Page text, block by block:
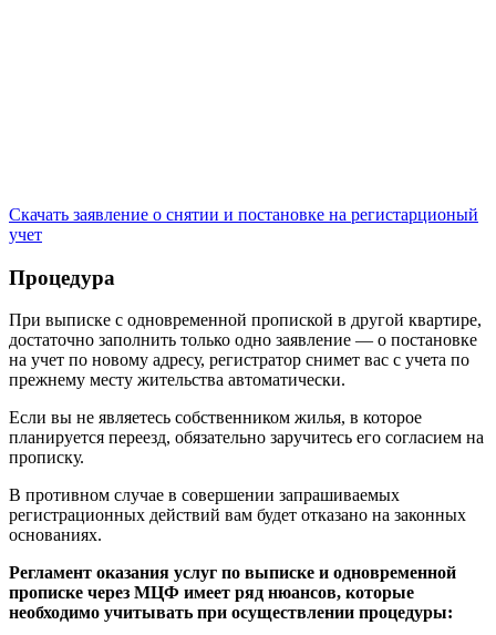
Скачать заявление о снятии и постановке на регистарционый
учет
Процедура
При выписке с одновременной пропиской в другой квартире,
достаточно заполнить только одно заявление — о постановке
на учет по новому адресу, регистратор снимет вас с учета по
прежнему месту жительства автоматически.
Если вы не являетесь собственником жилья, в которое
планируется переезд, обязательно заручитесь его согласием на
прописку.
В противном случае в совершении запрашиваемых
регистрационных действий вам будет отказано на законных
основаниях.
Регламент оказания услуг по выписке и одновременной
прописке через МЦФ имеет ряд нюансов, которые
необходимо учитывать при осуществлении процедуры: